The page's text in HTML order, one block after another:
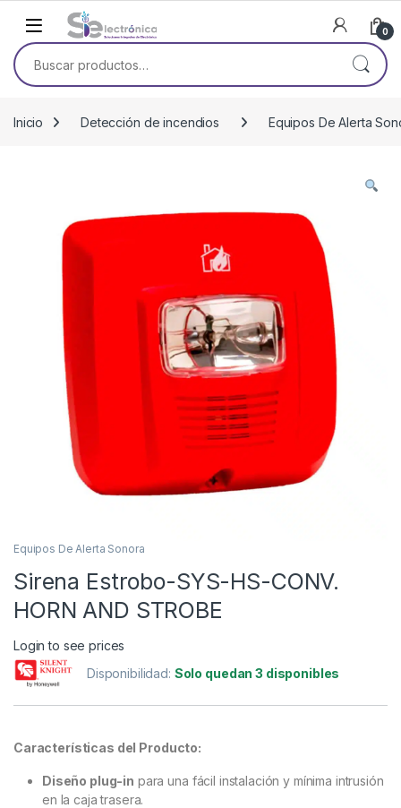
Skip to navigation
Skip to content
0
Buscar por:
Inicio Detección de incendios Equipos De Alerta
Equipos De Alerta Sonora
Sirena Estrobo-SYS-HS-CONV.
HORN AND STROBE
Login to see prices
Disponibilidad: Solo quedan 3 disponibles
Características del Producto:
Diseño plug-in para una fácil instalación y mínima intrusión
en la caja trasera.